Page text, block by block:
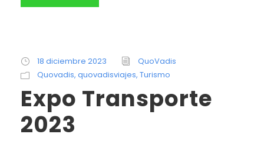
18 diciembre 2023
QuoVadis
Quovadis, quovadisviajes, Turismo
Expo Transporte
2023